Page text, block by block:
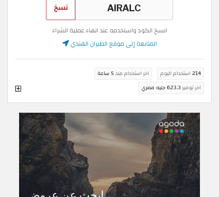
نسخ
انسخ الكود واستخدمه عند انهاء عملية الشراء
المتابعة إلى موقع الطيران الهندي
214 استخدام اليوم اخر استخدام منذ 5 ساعة
اخر توفير 623.3 جنيه مصري